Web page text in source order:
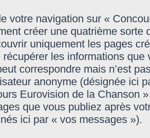
votre navigation sur «
créer une quatrième
uniquement les pages
récupérer les informations
correspondre mais n’est
anonyme (désignée ici
Eurovision de la Chanson
que vous publiez après
ici par « vos messages »).